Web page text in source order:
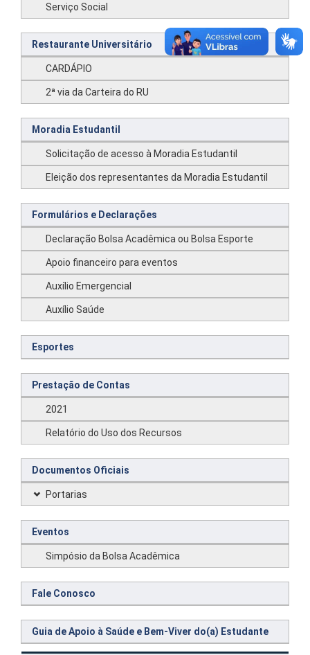
Serviço Social
Restaurante Universitário
CARDÁPIO
2ª via da Carteira do RU
Moradia Estudantil
Solicitação de acesso à Moradia Estudantil
Eleição dos representantes da Moradia Estudantil
Formulários e Declarações
Declaração Bolsa Acadêmica ou Bolsa Esporte
Apoio financeiro para eventos
Auxílio Emergencial
Auxílio Saúde
Esportes
Prestação de Contas
2021
Relatório do Uso dos Recursos
Documentos Oficiais
Portarias
Eventos
Simpósio da Bolsa Acadêmica
Fale Conosco
Guia de Apoio à Saúde e Bem-Viver do(a) Estudante